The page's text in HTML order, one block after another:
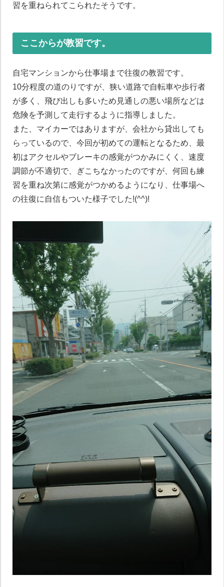
習を重ねられてこられたそうです。
ここからが教習です。
自宅マンションから仕事場まで往復の教習です。
10分程度の道のりですが、狭い道路で自転車や歩行者
が多く、飛び出しも多いため見通しの悪い場所などは
危険を予測して走行するように指導しました。
また、マイカーではありますが、会社から貸出しても
らっているので、今回が初めての運転となるため、最
初はアクセルやブレーキの感覚がつかみにくく、速度
調節が不適切で、ぎこちなかったのですが、何回も練
習を重ね次第に感覚がつかめるようになり、仕事場へ
の往復に自信もついた様子でした!(^^)!